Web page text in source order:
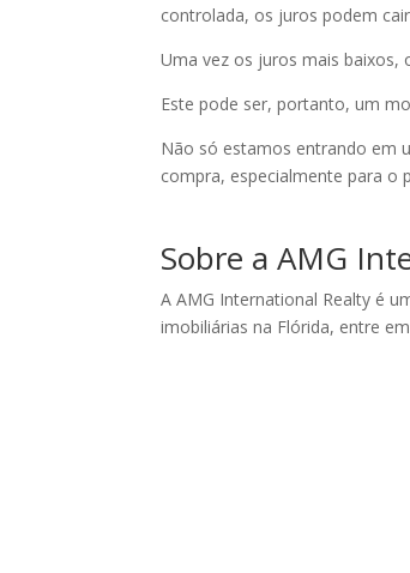
controlada, os juros podem
Uma vez os juros mais
Este pode ser, portanto, um
Não só estamos entrando em
compra, especialmente para o
Sobre a AMG
A AMG International Realty é
imobiliárias na Flórida, entre